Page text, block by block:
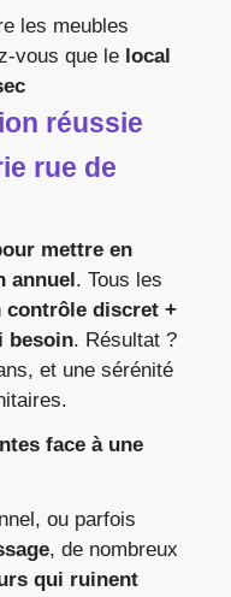
les meubles
vous que le local
réussie
rue de
mettre en
annuel. Tous les
contrôle discret +
besoin. Résultat ?
et une sérénité
face à une
ou parfois
, de nombreux
qui ruinent